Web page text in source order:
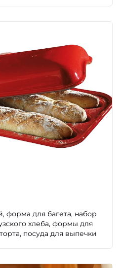
форма для багета, набор
хлеба, формы для
посуда для выпечки